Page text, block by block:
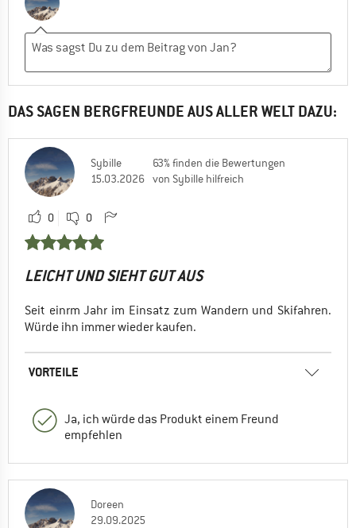
DAS SAGEN BERGFREUNDE AUS ALLER WELT DAZU:
Sybille
15.03.2026
63% finden die Bewertungen
von Sybille hilfreich
0 0
LEICHT UND SIEHT GUT AUS
Seit einrm Jahr im Einsatz zum Wandern und Skifahren.
Würde ihn immer wieder kaufen.
VORTEILE
Ja, ich würde das Produkt einem Freund
empfehlen
Doreen
29.09.2025